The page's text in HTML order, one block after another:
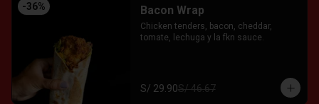
-36% Bacon Wrap
Chicken tenders, bacon, cheddar,
tomate, lechuga y la fkn sauce.
S/ 29.90S/ 46.67